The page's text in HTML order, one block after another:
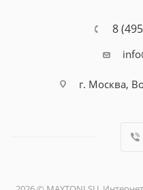
8
г. Москва,